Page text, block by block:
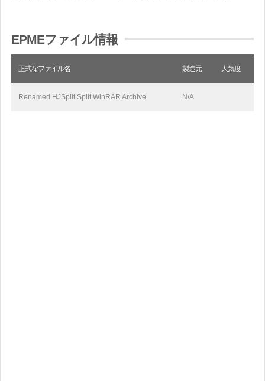
EPMEファイル情報
正式なファイル名 製造元 人気度
Renamed HJSplit Split WinRAR Archive N/A